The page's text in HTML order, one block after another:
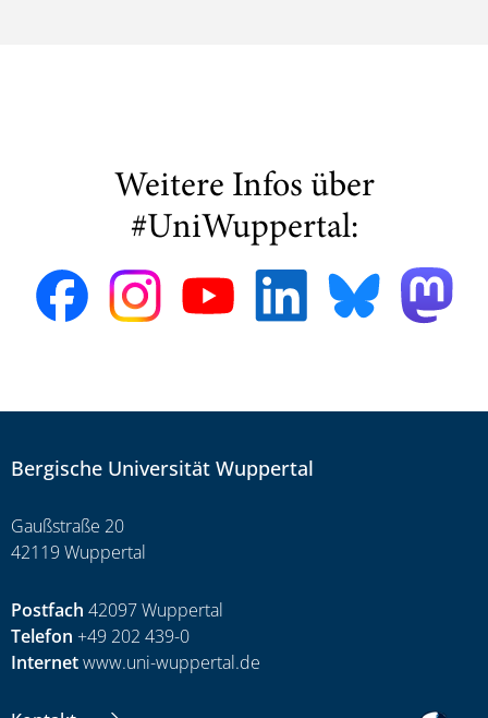
Weitere Infos über
#UniWuppertal:
Bergische Universität Wuppertal
Gaußstraße 20
42119 Wuppertal
Postfach 42097 Wuppertal
Telefon +49 202 439-0
Internetwww.uni-wuppertal.de